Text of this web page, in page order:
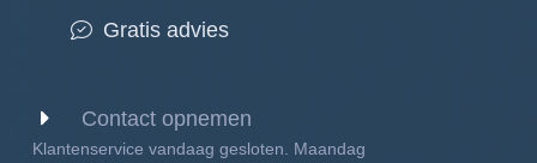
Gratis advies
Contact opnemen
Klantenservice vandaag gesloten. Maandag